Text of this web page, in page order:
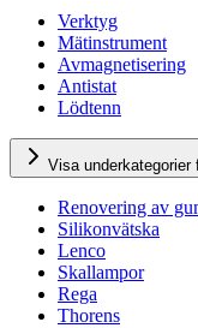
Verktyg
Mätinstrument
Avmagnetisering
Antistat
Lödtenn
Visa underkategorier
Renovering av
Silikonvätska
Lenco
Skallampor
Rega
Thorens